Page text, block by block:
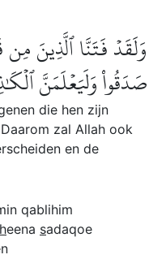
وَلَقَدۡ فَتَنَّا ٱلَّذِينَ مِن
صَدَقُواْ وَلَيَعۡلَمَنَّ
die hen zijn
zal Allah ook
en de
qablihim
eena sadaqoe